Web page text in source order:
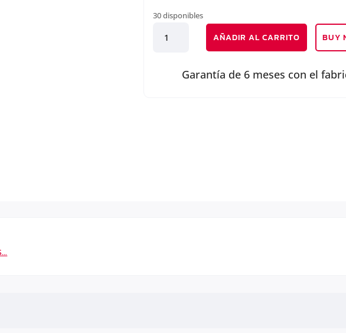
30 disponibles
EMPAQUETADURA
cantidad
AÑADIR AL CARRITO BUY
Garantía de 6 meses con el